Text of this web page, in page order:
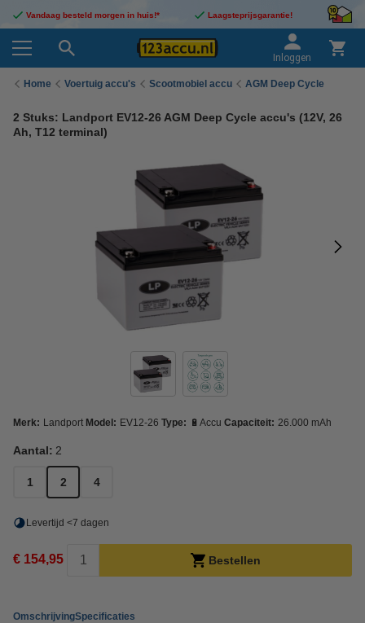
Vandaag besteld morgen in huis!* Laagsteprijsgarantie!
Inloggen
Home Voertuig accu's Scootmobiel accu AGM Deep Cycle
2 Stuks: Landport EV12-26 AGM Deep Cycle accu's (12V, 26
Ah, T12 terminal)
Merk: Landport Model: EV12-26 Type: 🔋Accu Capaciteit: 26.000 mAh
Aantal: 2
1 2 4
Levertijd <7 dagen
€ 154,95 Bestellen
OmschrijvingSpecificaties